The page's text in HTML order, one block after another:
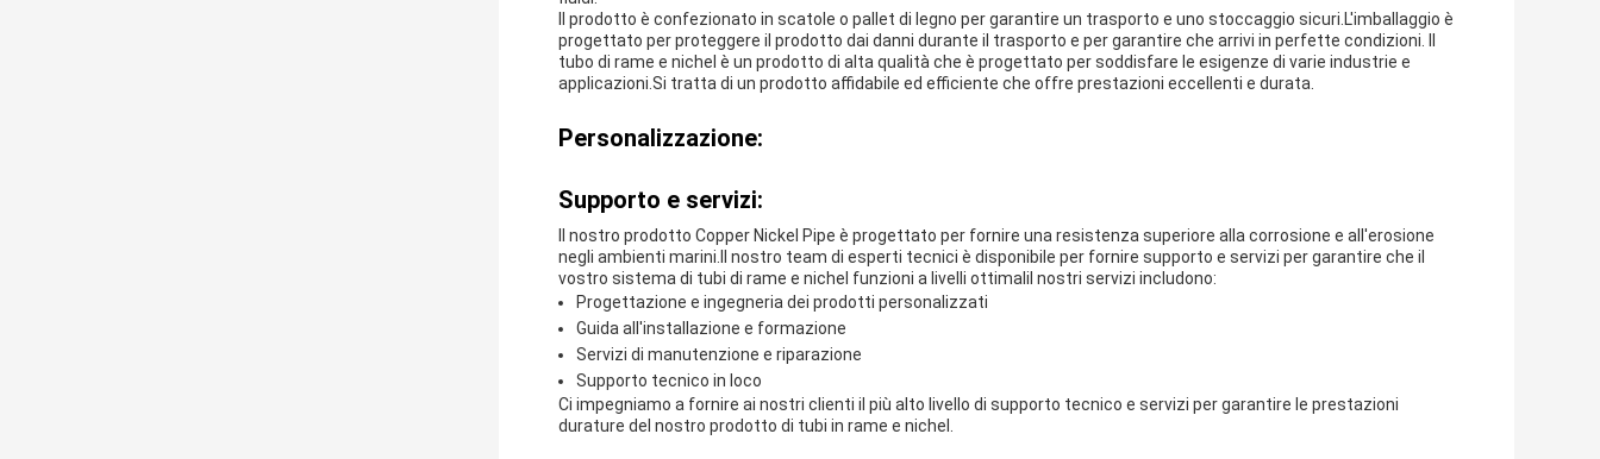
Il prodotto è confezionato in scatole o pallet di legno per garantire un trasporto e uno stoccaggio sicuri.L'imballaggio è
progettato per proteggere il prodotto dai danni durante il trasporto e per garantire che arrivi in perfette condizioni. Il
tubo di rame e nichel è un prodotto di alta qualità che è progettato per soddisfare le esigenze di varie industrie e
applicazioni.Si tratta di un prodotto affidabile ed efficiente che offre prestazioni eccellenti e durata.
Personalizzazione:
Supporto e servizi:
Il nostro prodotto Copper Nickel Pipe è progettato per fornire una resistenza superiore alla corrosione e all'erosione
negli ambienti marini.Il nostro team di esperti tecnici è disponibile per fornire supporto e servizi per garantire che il
vostro sistema di tubi di rame e nichel funzioni a livelli ottimaliI nostri servizi includono:
Progettazione e ingegneria dei prodotti personalizzati
Guida all'installazione e formazione
Servizi di manutenzione e riparazione
Supporto tecnico in loco
Ci impegniamo a fornire ai nostri clienti il più alto livello di supporto tecnico e servizi per garantire le prestazioni
durature del nostro prodotto di tubi in rame e nichel.